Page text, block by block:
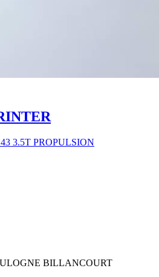
3.5T PROPULSION
BILLANCOURT